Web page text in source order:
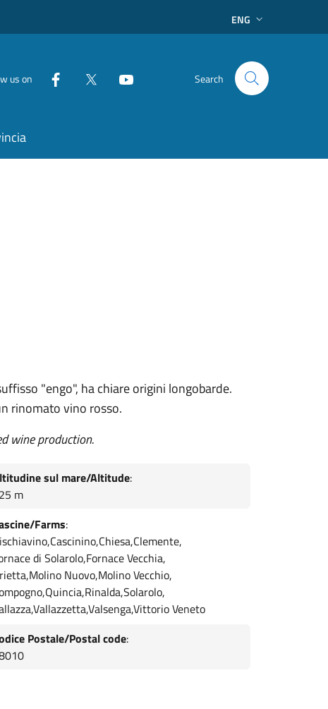
ENG
us on Search
"engo", ha chiare origini longobarde.
rinomato vino rosso.
wine production.
sul mare/Altitude:
m
Farms:
di Solarolo,Fornace Vecchia,
Nuovo,Molino Vecchio,
Veneto
Postale/Postal code: